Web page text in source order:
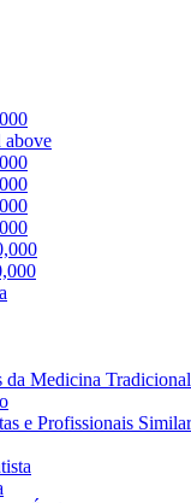
above
da Medicina
e Profissionais